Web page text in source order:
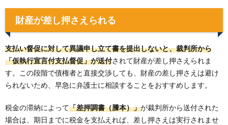
財産が差し押さえられる
支払い督促に対して異議申し立て書を提出しないと、裁判所から
「仮執行宣言付支払督促」が送付されて財産が差し押さえられま
す。この段階で債権者と直接交渉しても、財産の差し押さえは避け
られないため、早急に弁護士に相談することをおすすめします。
税金の滞納によって「差押調書（謄本）」が裁判所から送付された
場合は、期日までに税金を支払えれば、差し押さえは実行されませ